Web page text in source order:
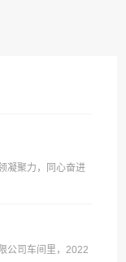
凝聚力，同心奋进
公司车间里，2022